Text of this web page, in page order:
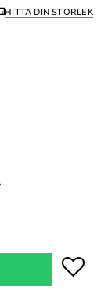
HITTA DIN STORLEK